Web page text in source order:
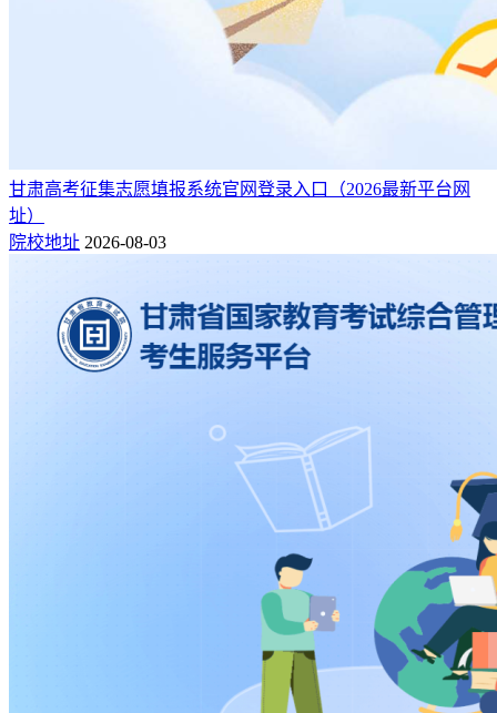
甘肃高考征集志愿填报系统官网登录入口（2026最新平台网
址）
院校地址 2026-08-03